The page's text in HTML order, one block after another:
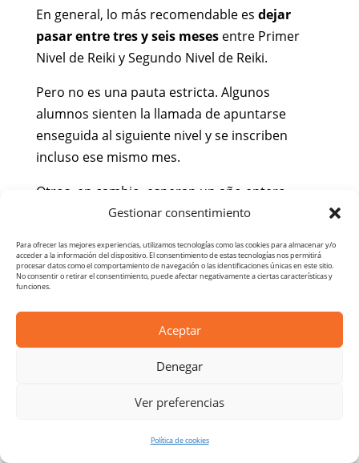
Gestionar consentimiento
Para ofrecer las mejores experiencias, utilizamos tecnologías como las cookies para almacenar y/o
acceder a la información del dispositivo. El consentimiento de estas tecnologías nos permitirá
procesar datos como el comportamiento de navegación o las identificaciones únicas en este sitio.
No consentir o retirar el consentimiento, puede afectar negativamente a ciertas características y
funciones.
Aceptar
Denegar
Ver preferencias
Política de cookies
En general, lo más recomendable es dejar
pasar entre tres y seis mesesentre Primer
Nivel de Reiki y Segundo Nivel de Reiki.
Pero no es una pauta estricta. Algunos
alumnos sienten la llamada de apuntarse
enseguida al siguiente nivel y se inscriben
incluso ese mismo mes.
Otros, en cambio, esperan un año entero.
Ambas cosas son correctas. Cada persona
deben respetar los deseos de cada cual. En
general, cuando un alumno siente el impulso
hacer el curso de Reiki 2, puedes preguntárselo
a Esther Ponce, la maestra de nuestra Escuela